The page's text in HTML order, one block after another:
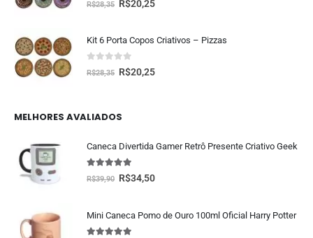
R$28,35 R$20,25
Kit 6 Porta Copos Criativos – Pizzas
fora de 5
R$28,35 R$20,25
MELHORES AVALIADOS
Caneca Divertida Gamer Retrô Presente Criativo Geek
5.00 fora de 5
R$39,90 R$34,50
Mini Caneca Pomo de Ouro 100ml Oficial Harry Potter